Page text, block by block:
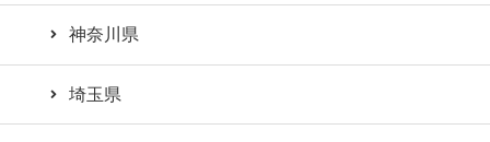
神奈川県
埼玉県